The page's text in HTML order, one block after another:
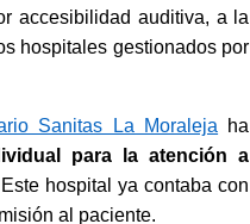
accesibilidad auditiva, a la
hospitales gestionados por
Sanitas La Moraleja ha
para la atención a
hospital ya contaba con
al paciente.